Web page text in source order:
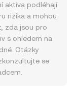
aktiva podléhají
rizika a mohou
zda jsou pro
s ohledem na
Otázky
se